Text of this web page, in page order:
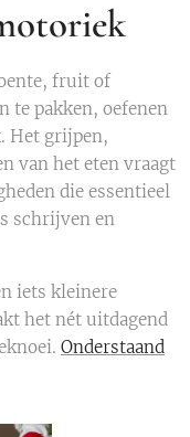
fruit of
te pakken, oefenen
Het grijpen,
van het eten vraagt
die essentieel
schrijven en
iets kleinere
het nét uitdagend
Onderstaand